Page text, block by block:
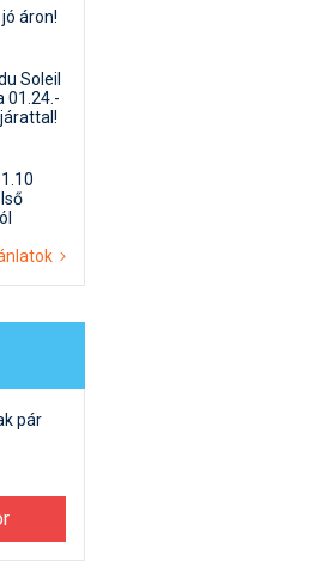
áron!
Soleil
01.24.-
pár